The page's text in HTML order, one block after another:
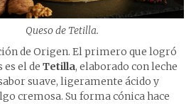
Queso de Tetilla.
de Origen. El primero que logró
el de Tetilla, elaborado con leche
suave, ligeramente ácido y
cremosa. Su forma cónica hace